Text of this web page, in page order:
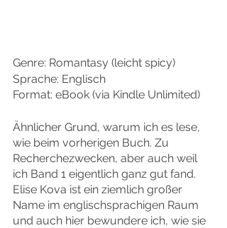
Genre: Romantasy (leicht spicy)
Sprache: Englisch
Format: eBook (via Kindle Unlimited)
Ähnlicher Grund, warum ich es lese,
wie beim vorherigen Buch. Zu
Recherchezwecken, aber auch weil
ich Band 1 eigentlich ganz gut fand.
Elise Kova ist ein ziemlich großer
Name im englischsprachigen Raum
und auch hier bewundere ich, wie sie